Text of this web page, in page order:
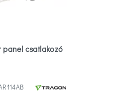
panel csatlakozó